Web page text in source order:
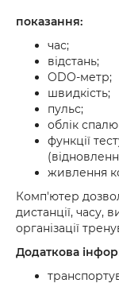
показання:
час;
відстань;
ODO-метр;
швидкість;
пульс;
облік
функції
живлення
Комп'ютер
дистанції, часу,
організації
Додаткова